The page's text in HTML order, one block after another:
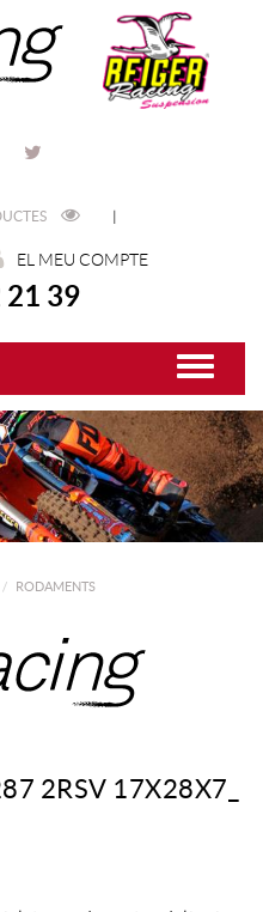
|
EL MEU COMPTE
21 39
RODAMENTS
2RSV 17X28X7_